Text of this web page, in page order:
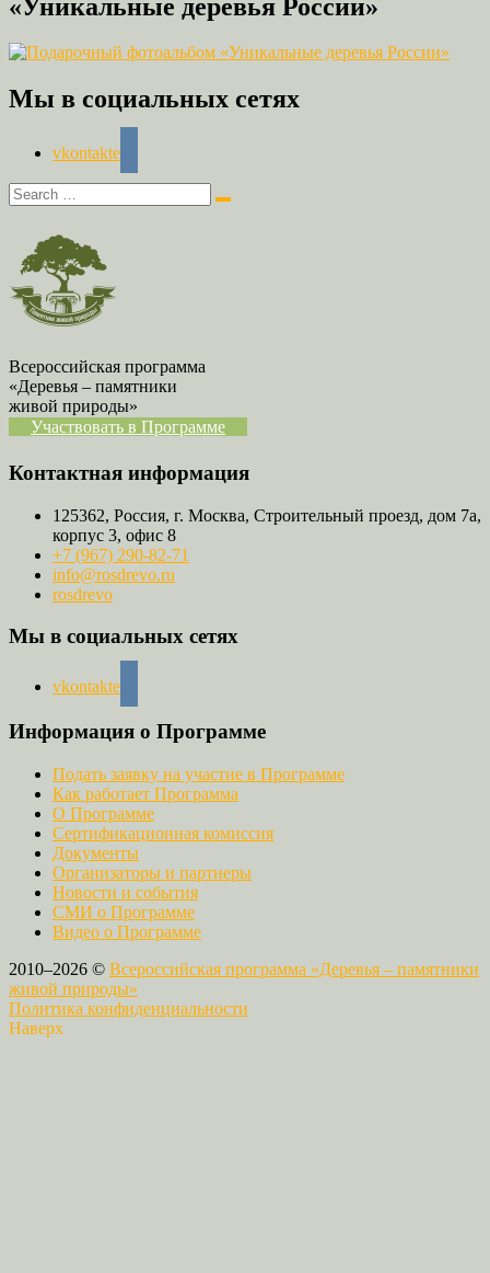
«Уникальные деревья России»
Мы в социальных сетях
vkontakte
Всероссийская программа
«Деревья – памятники
живой природы»
Участвовать в Программе
Контактная информация
125362, Россия, г. Москва, Строительный проезд, дом 7а,
корпус 3, офис 8
+7 (967) 290-82-71
info@rosdrevo.ru
rosdrevo
Мы в социальных сетях
vkontakte
Информация о Программе
Подать заявку на участие в Программе
Как работает Программа
О Программе
Сертификационная комиссия
Документы
Организаторы и партнеры
Новости и события
СМИ о Программе
Видео о Программе
2010–2026 © Всероссийская программа «Деревья – памятники
живой природы»
Политика конфиденциальности
Наверх